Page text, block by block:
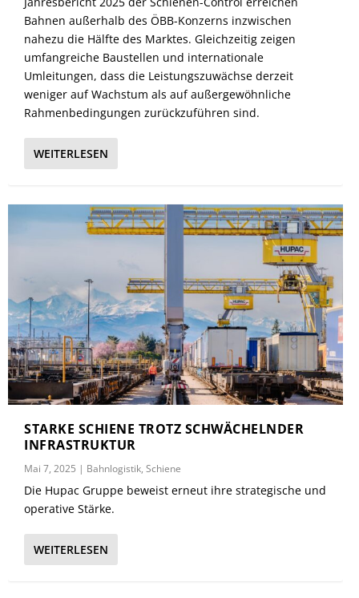
Bahnen außerhalb des ÖBB-Konzerns inzwischen
nahezu die Hälfte des Marktes. Gleichzeitig zeigen
umfangreiche Baustellen und internationale
Umleitungen, dass die Leistungszuwächse derzeit
weniger auf Wachstum als auf außergewöhnliche
Rahmenbedingungen zurückzuführen sind.
WEITERLESEN
STARKE SCHIENE TROTZ SCHWÄCHELNDER
INFRASTRUKTUR
Mai 7, 2025 | Bahnlogistik,Schiene
Die Hupac Gruppe beweist erneut ihre strategische und
operative Stärke.
WEITERLESEN